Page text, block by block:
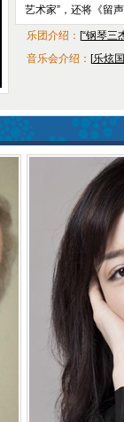
艺术家”，还将《留
乐团介绍： [“钢琴三
音乐会介绍： [乐炫